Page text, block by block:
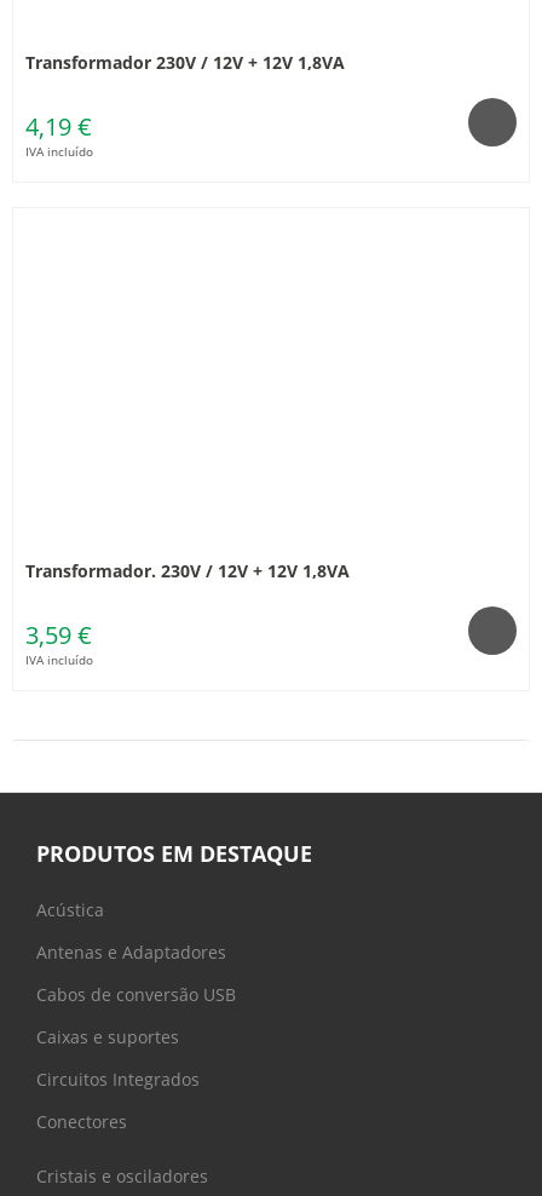
Transformador 230V / 12V + 12V 1,8VA
4,19 €
IVA incluído
Transformador. 230V / 12V + 12V 1,8VA
3,59 €
IVA incluído
PRODUTOS EM DESTAQUE
Acústica
Antenas e Adaptadores
Cabos de conversão USB
Caixas e suportes
Circuitos Integrados
Conectores
Cristais e osciladores